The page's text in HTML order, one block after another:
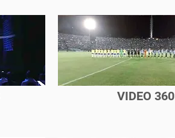
VIDEO 360